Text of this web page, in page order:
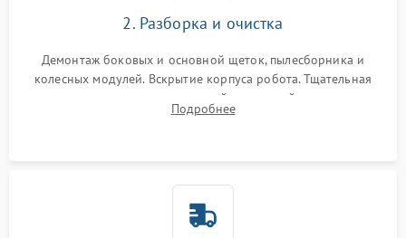
2. Разборка и очистка
Демонтаж боковых и основной щеток, пылесборника и
колесных модулей. Вскрытие корпуса робота. Тщательная
очистка внутренних полостей, шестерней и плат от
скопившейся пыли, волос и шерсти животных с
Подробнее